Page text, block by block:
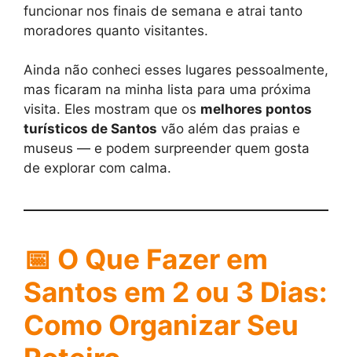
funcionar nos finais de semana e atrai tanto
moradores quanto visitantes.
Ainda não conheci esses lugares pessoalmente,
mas ficaram na minha lista para uma próxima
visita. Eles mostram que os melhores pontos
turísticos de Santos vão além das praias e
museus — e podem surpreender quem gosta
de explorar com calma.
📅 O Que Fazer em
Santos em 2 ou 3 Dias:
Como Organizar Seu